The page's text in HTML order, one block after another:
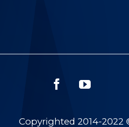
Copyrighted 2014-2022